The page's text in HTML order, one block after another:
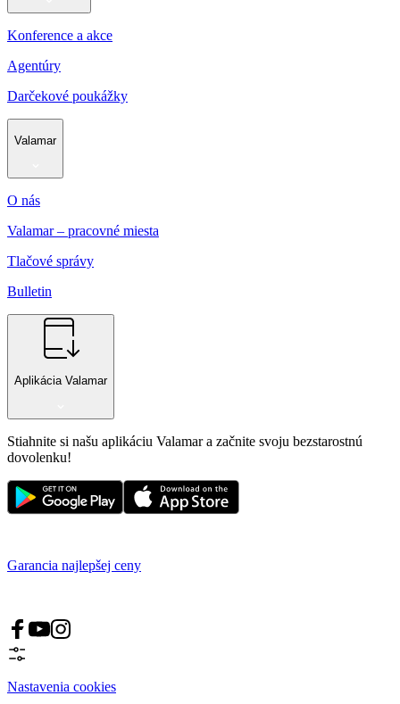
Konference a akce
Agentúry
Darčekové poukážky
Valamar
O nás
Valamar – pracovné miesta
Tlačové správy
Bulletin
Aplikácia Valamar
Stiahnite si našu aplikáciu Valamar a začnite svoju bezstarostnú
dovolenku!
Garancia najlepšej ceny
Nastavenia cookies